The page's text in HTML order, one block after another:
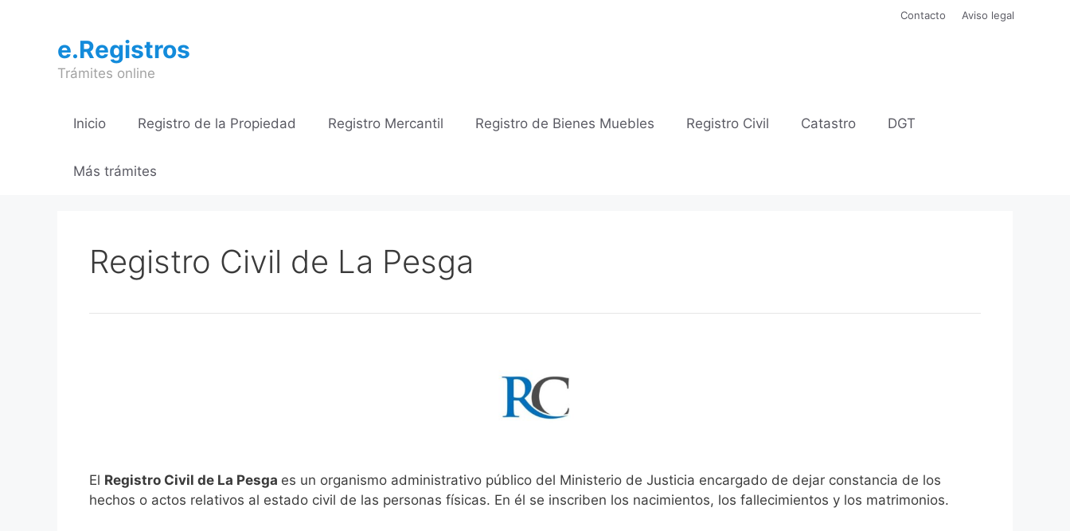
contenido
Contacto Aviso legal
e.Registros
Trámites online
Inicio Registro de la Propiedad Registro Mercantil Registro de Bienes Muebles Registro Civil Catastro DGT
Más trámites
Registro Civil de La Pesga
El Registro Civil de La Pesga es un organismo administrativo público del Ministerio de Justicia encargado de dejar constancia de los
hechos o actos relativos al estado civil de las personas físicas. En él se inscriben los nacimientos, los fallecimientos y los matrimonios.